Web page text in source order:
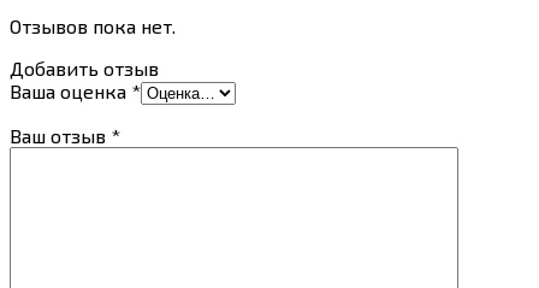
Отзывов пока нет.
Добавить отзыв
Ваша оценка *
Ваш отзыв *